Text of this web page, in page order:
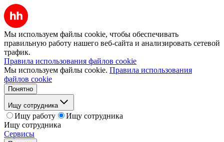
Мы используем файлы cookie, чтобы обеспечивать
правильную работу нашего веб-сайта и анализировать сетевой
трафик.
Правила использования файлов cookie
Мы используем файлы cookie. Правила использования
файлов cookie
Понятно
Ищу сотрудника
Ищу работу
Ищу сотрудника
Ищу сотрудника
Сервисы